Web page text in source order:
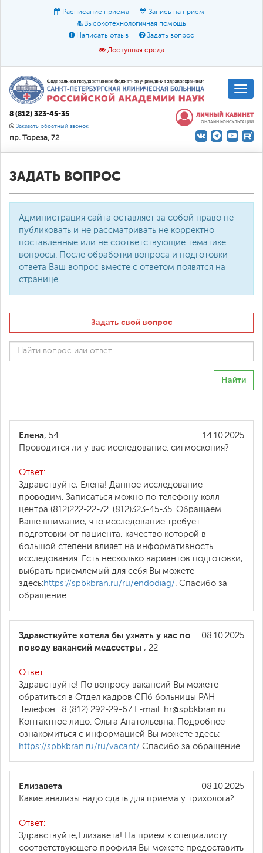
Расписание приема
Запись на прием
Высокотехнологичная помощь
Написать отзыв
Задать вопрос
Доступная среда
Размер шрифта: A A A
Цвет:
О доступной среде
8 (812) 323-45-35
Заказать обратный звонок
пр. Тореза, 72
ЛИЧНЫЙ КАБИНЕТ
ОНЛАЙН КОНСУЛЬТАЦИИ
ЗАДАТЬ ВОПРОС
Администрация сайта оставляет за собой право не
публиковать и не рассматривать не корректно
поставленные или не соответствующие тематике
вопросы. После обработки вопроса и подготовки
ответа Ваш вопрос вместе с ответом появятся на
странице.
Задать свой вопрос
Найти
14.10.2025
Елена, 54
Проводится ли у вас исследование: сигмоскопия?
Ответ:
Здравствуйте, Елена! Данное исследование
проводим. Записаться можно по телефону колл-
центра (812)222-22-72. (812)323-45-35. Обращаем
Ваше внимание, что исследование требует
подготовки от пациента, качество которой в
большой степени влияет на информативность
исследования. Есть несколько вариантов подготовки,
выбрать приемлемый для себя Вы можете
здесь:https://spbkbran.ru/ru/endodiag/ . Спасибо за
обращение.
08.10.2025
Здравствуйте хотела бы узнать у вас по
поводу вакансий медсестры , 22
Ответ:
Здравствуйте! По вопросу вакансий Вы можете
обратиться в Отдел кадров СПб больницы РАН
.Телефон : 8 (812) 292-29-67 E-mail: hr@spbkbran.ru
Контактное лицо: Ольга Анатольевна. Подробнее
ознакомиться с информацией Вы можете здесь:
https://spbkbran.ru/ru/vacant/ Спасибо за обращение.
08.10.2025
Елизавета
Какие анализы надо сдать для приема у трихолога?
Ответ:
Здравствуйте,Елизавета! На прием к специалисту
соответствующего профиля Вы можете предоставить